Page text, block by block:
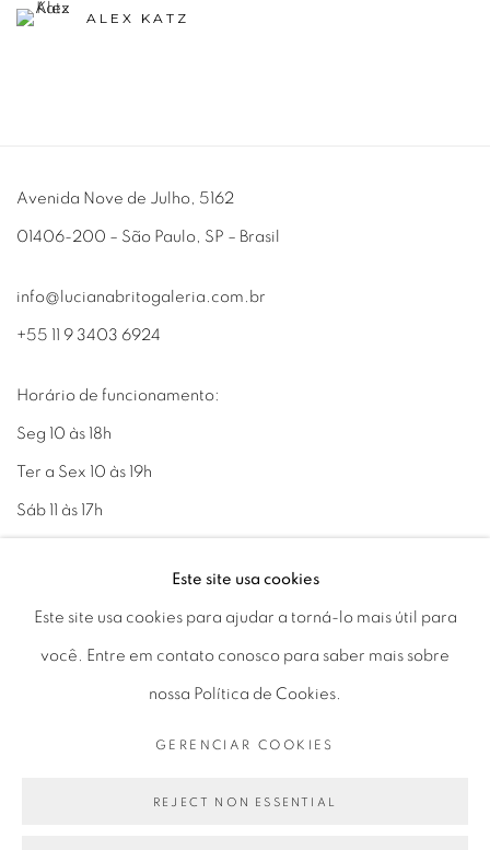
ALEX KATZ
Avenida Nove de Julho, 5162
01406-200 – São Paulo, SP – Brasil
info@lucianabritogaleria.com.br
+55 11 9 3403 6924
Horário de funcionamento:
Seg 10 às 18h
Ter a Sex 10 às 19h
Sáb 11 às 17h
Go
COPYRIGHT © 2026 LUCIANA BRITO GALERIA
Este site usa cookies
Este site usa cookies para ajudar a torná-lo mais útil para
você. Entre em contato conosco para saber mais sobre
nossa Política de Cookies.
GERENCIAR COOKIES
REJECT NON ESSENTIAL